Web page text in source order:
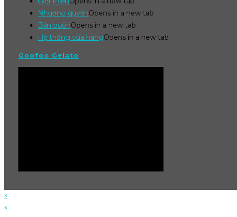
Nhượng quyềnOpens in a new tab
Bán buônOpens in a new tab
Hệ thống cửa hàngOpens in a new tab
Goofoo Gelato
×
×